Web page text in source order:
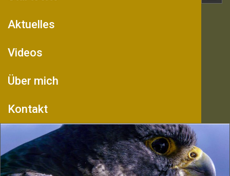
Aktuelles
Videos
Über mich
Kontakt